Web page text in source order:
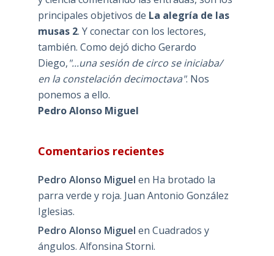
principales objetivos de La alegría de las
musas 2. Y conectar con los lectores,
también. Como dejó dicho Gerardo
Diego,"...una sesión de circo se iniciaba/
en la constelación decimoctava". Nos
ponemos a ello.
Pedro Alonso Miguel
Comentarios recientes
Pedro Alonso Miguel en Ha brotado la
parra verde y roja. Juan Antonio González
Iglesias.
Pedro Alonso Miguel en Cuadrados y
ángulos. Alfonsina Storni.